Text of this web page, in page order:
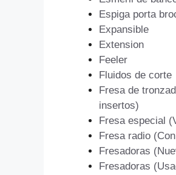
Espiga porta
Expansible
Extension
Feeler
Fluidos de corte
Fresa de
insertos)
Fresa especial
Fresa radio
Fresadoras
Fresadoras